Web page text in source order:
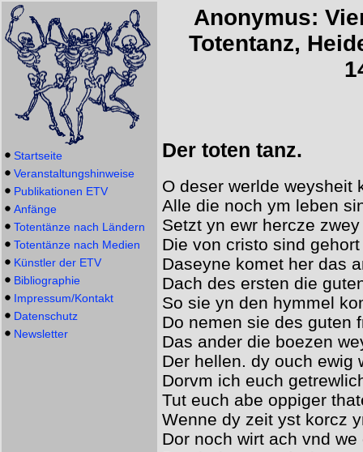
Startseite
Veranstaltungshinweise
Publikationen ETV
Anfänge
Totentänze nach Ländern
Totentänze nach Medien
Künstler der ETV
Bibliographie
Impressum/Kontakt
Datenschutz
Newsletter
Anonymus:
Totentanz,
Der toten tanz.
O deser werlde weysheit
Alle die noch ym leben
Setzt yn ewr hercze
Die von cristo sind gehort
Daseyne komet her das
Dach des ersten die
So sie yn den hymmel
Do nemen sie des guten
Das ander die boezen
Der hellen. dy ouch ewig
Dorvm ich euch
Tut euch abe oppiger
Wenne dy zeit yst korcz
Dor noch wirt ach vnd we